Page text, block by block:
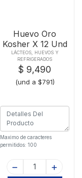
Huevo Oro
Kosher X 12 Und
LÁCTEOS, HUEVOS Y
REFRIGERADOS
$ 9,490
(und a $791)
Maximo de caracteres
permitidos: 100